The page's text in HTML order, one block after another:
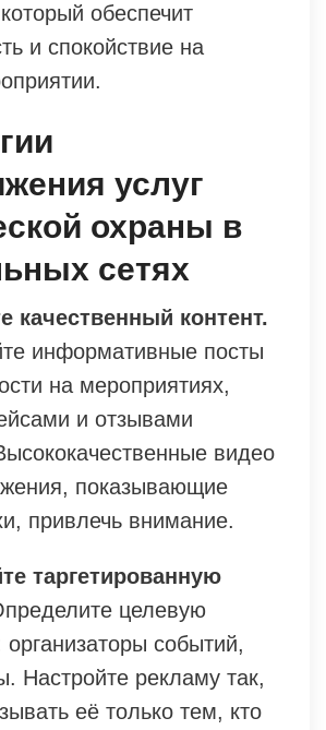
обеспечит
и спокойствие на
услуг
охраны в
сетях
качественный контент.
информативные посты
на мероприятиях,
и отзывами
видео
показывающие
привлечь внимание.
таргетированную
целевую
событий,
Настройте рекламу так,
её только тем, кто